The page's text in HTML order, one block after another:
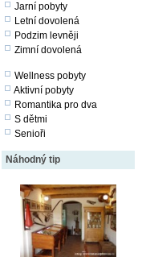
Jarní pobyty
Letní dovolená
Podzim levněji
Zimní dovolená
Wellness pobyty
Aktivní pobyty
Romantika pro dva
S dětmi
Senioři
Náhodný tip